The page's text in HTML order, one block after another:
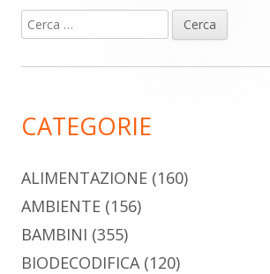
Barra
laterale
Ricerca
per:
CATEGORIE
ALIMENTAZIONE (160)
AMBIENTE (156)
BAMBINI (355)
BIODECODIFICA(120)